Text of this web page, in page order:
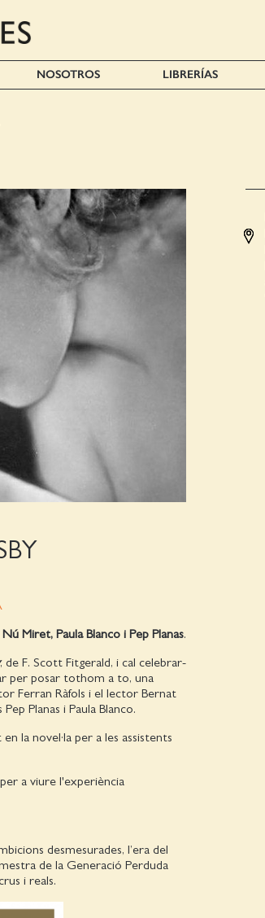
NOSOTROS LIBRERÍAS
Nú Miret, Paula Blanco i Pep Planas.
, de F. Scott Fitgerald, i cal celebrar-
per posar tothom a to, una
Ferran Ràfols i el lector Bernat
Planas i Paula Blanco.
la novel·la per a les assistents
a viure l'experiència
desmesurades, l’era del
de la Generació Perduda
i reals.